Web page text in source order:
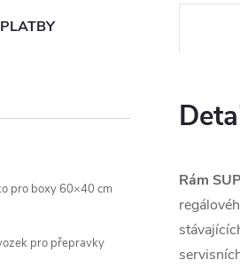
pro boxy 60×40 cm
pro přepravky
Rám